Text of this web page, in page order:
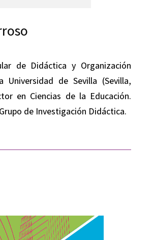
de Didáctica y Organización
Universidad de Sevilla (Sevilla,
en Ciencias de la Educación.
de Investigación Didáctica.